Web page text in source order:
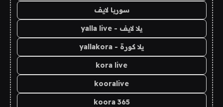
سوريا لايف
يلا لايف - yalla live
يلا كورة - yallakora
kora live
kooralive
koora 365